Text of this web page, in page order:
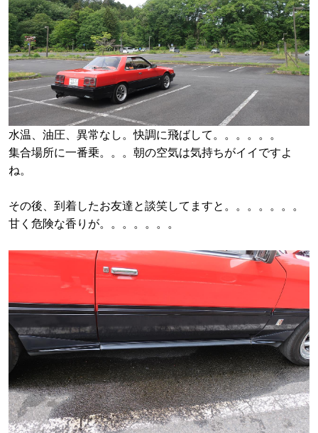
水温、油圧、異常なし。快調に飛ばして。。。。。。
集合場所に一番乗。。。朝の空気は気持ちがイイですよ
ね。
その後、到着したお友達と談笑してますと。。。。。。。
甘く危険な香りが。。。。。。。